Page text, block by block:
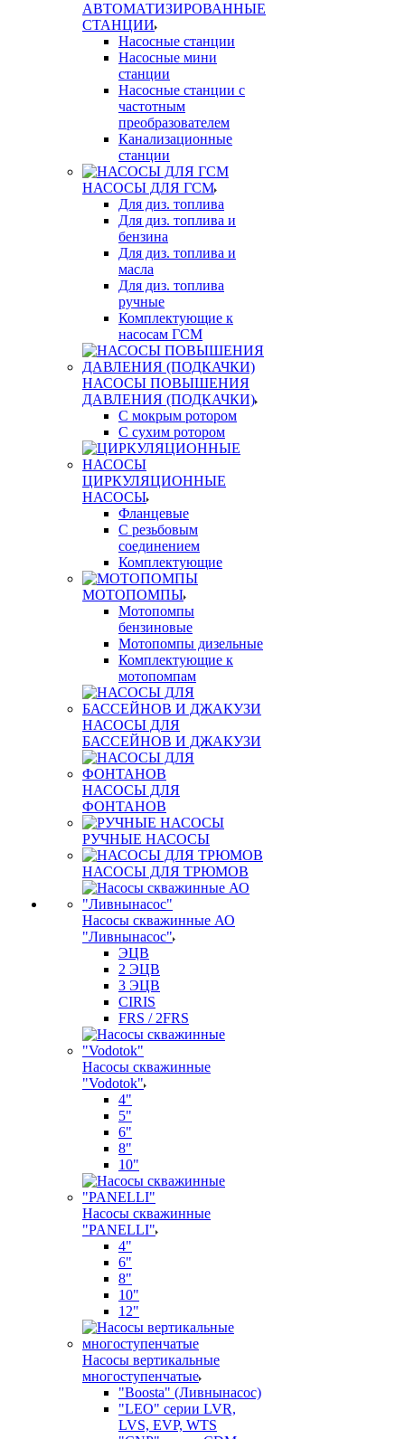
АВТОМАТИЗИРОВАННЫЕ
СТАНЦИИ
Насосные станции
Насосные мини
станции
Насосные станции с
частотным
преобразователем
Канализационные
станции
НАСОСЫ ДЛЯ ГСМ
Для диз. топлива
Для диз. топлива и
бензина
Для диз. топлива и
масла
Для диз. топлива
ручные
Комплектующие к
насосам ГСМ
НАСОСЫ ПОВЫШЕНИЯ
ДАВЛЕНИЯ (ПОДКАЧКИ)
С мокрым ротором
С сухим ротором
ЦИРКУЛЯЦИОННЫЕ
НАСОСЫ
Фланцевые
С резьбовым
соединением
Комплектующие
МОТОПОМПЫ
Мотопомпы
бензиновые
Мотопомпы дизельные
Комплектующие к
мотопомпам
НАСОСЫ ДЛЯ
БАССЕЙНОВ И ДЖАКУЗИ
НАСОСЫ ДЛЯ
ФОНТАНОВ
РУЧНЫЕ НАСОСЫ
НАСОСЫ ДЛЯ ТРЮМОВ
Насосы скважинные АО
"Ливнынасос"
ЭЦВ
2 ЭЦВ
3 ЭЦВ
CIRIS
FRS / 2FRS
Насосы скважинные
"Vodotok"
4"
5"
6"
8"
10"
Насосы скважинные
"PANELLI"
4"
6"
8"
10"
12"
Насосы вертикальные
многоступенчатые
"Boosta" (Ливнынасос)
"LEO" серии LVR,
LVS, EVP, WTS